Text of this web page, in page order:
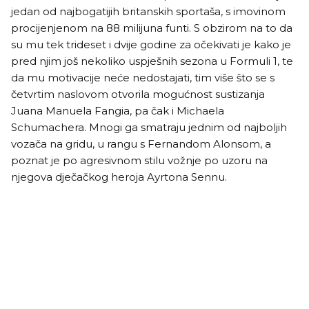
jedan od najbogatijih britanskih sportaša, s imovinom
procijenjenom na 88 milijuna funti. S obzirom na to da
su mu tek trideset i dvije godine za očekivati je kako je
pred njim još nekoliko uspješnih sezona u Formuli 1, te
da mu motivacije neće nedostajati, tim više što se s
četvrtim naslovom otvorila mogućnost sustizanja
Juana Manuela Fangia, pa čak i Michaela
Schumachera. Mnogi ga smatraju jednim od najboljih
vozača na gridu, u rangu s Fernandom Alonsom, a
poznat je po agresivnom stilu vožnje po uzoru na
njegova dječačkog heroja Ayrtona Sennu.